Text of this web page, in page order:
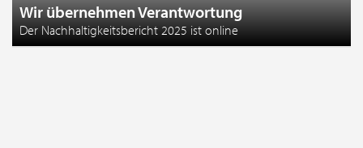
Wir übernehmen Verantwortung
Der Nachhaltigkeitsbericht 2025 ist online